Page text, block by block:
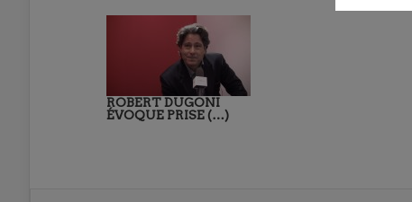
ROBERT DUGONI
ÉVOQUE PRISE (…)